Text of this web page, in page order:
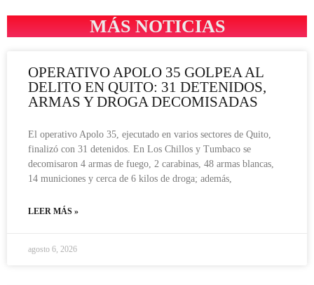
MÁS NOTICIAS
OPERATIVO APOLO 35 GOLPEA AL
DELITO EN QUITO: 31 DETENIDOS,
ARMAS Y DROGA DECOMISADAS
El operativo Apolo 35, ejecutado en varios sectores de Quito,
finalizó con 31 detenidos. En Los Chillos y Tumbaco se
decomisaron 4 armas de fuego, 2 carabinas, 48 armas blancas,
14 municiones y cerca de 6 kilos de droga; además,
LEER MÁS »
agosto 6, 2026